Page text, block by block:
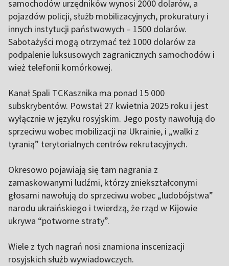
samochodów urzędników wynosi 2000 dolarów, a
pojazdów policji, służb mobilizacyjnych, prokuratury i
innych instytucji państwowych – 1500 dolarów.
Sabotażyści mogą otrzymać też 1000 dolarów za
podpalenie luksusowych zagranicznych samochodów i
wież telefonii komórkowej.
Kanał Spali TCKasznika ma ponad 15 000
subskrybentów. Powstał 27 kwietnia 2025 roku i jest
wyłącznie w języku rosyjskim. Jego posty nawołują do
sprzeciwu wobec mobilizacji na Ukrainie, i „walki z
tyranią” terytorialnych centrów rekrutacyjnych.
Okresowo pojawiają się tam nagrania z
zamaskowanymi ludźmi, którzy zniekształconymi
głosami nawołują do sprzeciwu wobec „ludobójstwa”
narodu ukraińskiego i twierdzą, że rząd w Kijowie
ukrywa “potworne straty”.
Wiele z tych nagrań nosi znamiona inscenizacji
rosyjskich służb wywiadowczych.